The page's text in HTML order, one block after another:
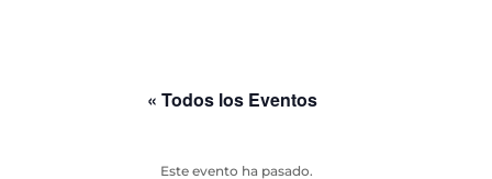
« Todos los Eventos
Este evento ha pasado.